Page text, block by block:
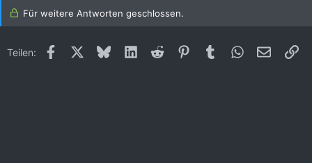
Für weitere Antworten geschlossen.
Teilen: FacebookX (Twitter)
BlueskyLinkedInReddit PinterestTumblrWhatsApp
E-Mail